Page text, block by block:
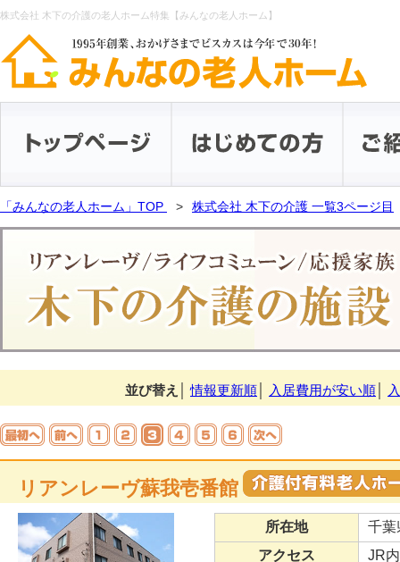
株式会社 木下の介護の老人ホーム特集【みんなの老人ホーム】
「みんなの老人ホーム」TOP 株式会社 木下の介護 一覧3ページ目
並び替え │情報更新順 入居費用が安い順
リアンレーヴ蘇我壱番館
所在地
千葉
アクセス
JR